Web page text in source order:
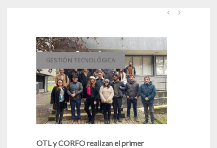
GESTIÓN TECNOLÓGICA
OTL y CORFO realizan el primer